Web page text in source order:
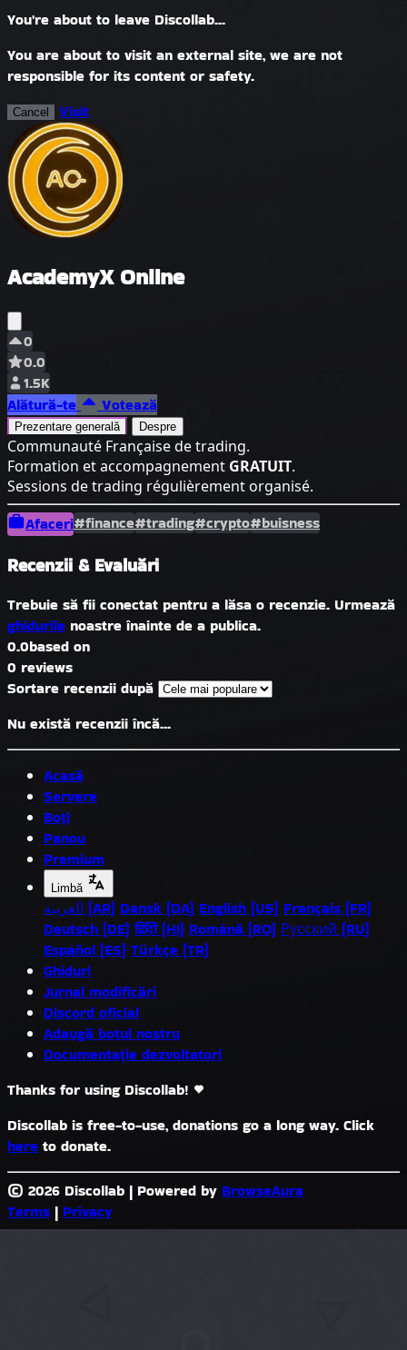
You're about to leave Discollab...
You are about to visit an external site, we are not
responsible for its content or safety.
Cancel Visit
AcademyX Online
0
0.0
1.5K
Alătură-te
Votează
Prezentare generală Despre
Communauté Française de trading.
Formation et accompagnement GRATUIT.
Sessions de trading régulièrement organisé.
Afaceri#finance#trading#crypto#buisness
Recenzii & Evaluări
Trebuie să fii conectat pentru a lăsa o recenzie. Urmează
ghidurile noastre înainte de a publica.
0.0based on
0 reviews
Sortare recenzii după
Nu există recenzii încă...
Acasă
Servere
Boți
Panou
Premium
Limbă
العربية (AR) Dansk (DA) English (US) Français (FR)
Deutsch (DE) हिंदी (HI) Română (RO) Русский (RU)
Español (ES) Türkçe (TR)
Ghiduri
Jurnal modificări
Discord oficial
Adaugă botul nostru
Documentație dezvoltatori
Thanks for using Discollab!
Discollab is free-to-use, donations go a long way. Click
here to donate.
© 2026 Discollab | Powered by BrowseAura
Terms | Privacy